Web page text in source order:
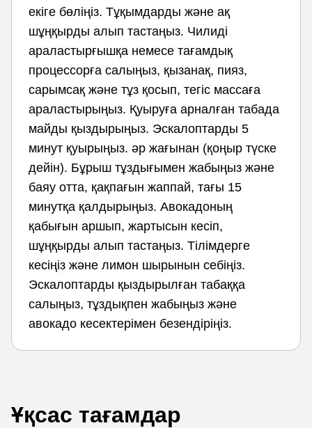
екіге бөліңіз. Тұқымдарды және ақ
шұңқырды алып тастаңыз. Чилиді
араластырғышқа немесе тағамдық
процессорға салыңыз, қызанақ, пияз,
сарымсақ және тұз қосып, тегіс массаға
араластырыңыз. Қуыруға арналған табада
майды қыздырыңыз. Эскалоптарды 5
минут қуырыңыз. әр жағынан (қоңыр түске
дейін). Бұрыш тұздығымен жабыңыз және
баяу отта, қақпағын жаппай, тағы 15
минутқа қалдырыңыз. Авокадоның
қабығын аршып, жартысын кесіп,
шұңқырды алып тастаңыз. Тілімдерге
кесіңіз және лимон шырынын себіңіз.
Эскалоптарды қыздырылған табаққа
салыңыз, тұздықпен жабыңыз және
авокадо кесектерімен безендіріңіз.
Ұқсас тағамдар